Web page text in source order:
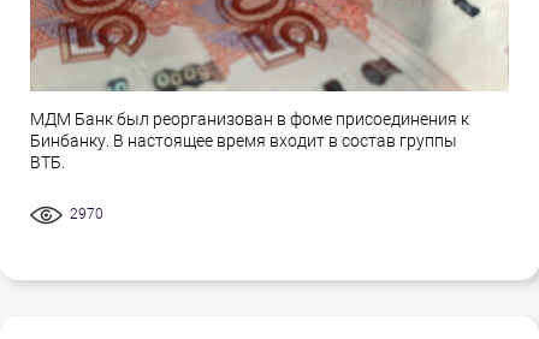
МДМ Банк был реорганизован в фоме присоединения к
Бинбанку. В настоящее время входит в состав группы
ВТБ.
2970